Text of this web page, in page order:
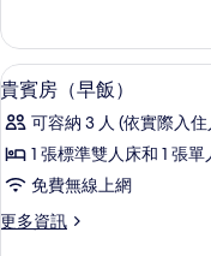
房
（早
飯）
的
所
有
相
雙
人
床
房
（早
飯）
詳
情
顯
示
貴
賓
（早
12
貴賓房（早飯）
可容納 3 人 (依實際入
1 張標準雙人床和 1 張單
免費無線上網
更多資訊
更